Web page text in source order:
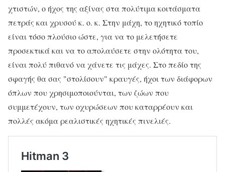
χτιστών, ο ήχος της αξίνας στα πολύτιμα κοιτάσματα
πετράς και χρυσού κ. ο. κ. Στην μάχη, το ηχητικό τοπίο
είναι τόσο πλούσιο ώστε, για να το μελετήσετε
προσεκτικά και να το απολαύσετε στην ολότητα του,
είναι πολύ πιθανό να χάνετε τις μάχες. Στο πεδίο της
σφαγής θα σας "στολίσουν" κραυγές, ήχοι των διάφορων
όπλων που χρησιμοποιούνται, των ζώων που
συμμετέχουν, των οχυρώσεων που καταρρέουν και
πολλές ακόμα ρεαλιστικές ηχητικές πινελιές.